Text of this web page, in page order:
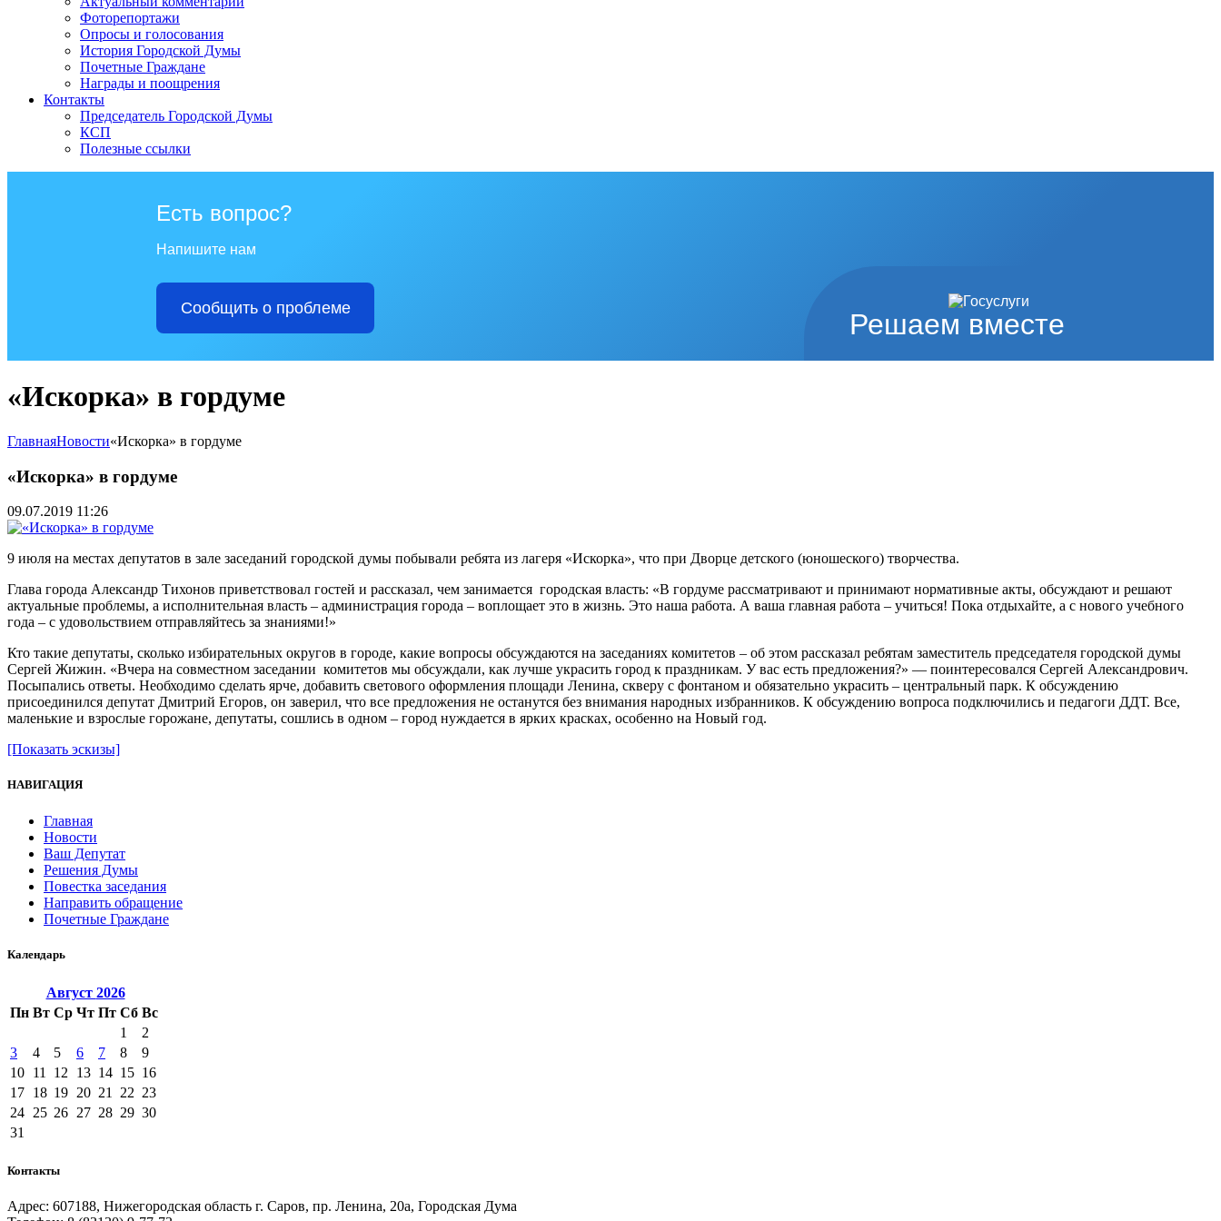
Фоторепортажи
Опросы и голосования
История Городской Думы
Почетные Граждане
Награды и поощрения
Контакты
Председатель Городской Думы
КСП
Полезные ссылки
Решаем вместе
Есть вопрос?
Напишите нам
Сообщить о проблеме
«Искорка» в гордуме
ГлавнаяНовости«Искорка» в гордуме
«Искорка» в гордуме
09.07.2019 11:26
9 июля на местах депутатов в зале заседаний городской думы побывали ребята из лагеря «Искорка», что при Дворце детского (юношеского) творчества.
Глава города Александр Тихонов приветствовал гостей и рассказал, чем занимается городская власть: «В гордуме рассматривают и принимают нормативные акты, обсуждают и решают
актуальные проблемы, а исполнительная власть – администрация города – воплощает это в жизнь. Это наша работа. А ваша главная работа – учиться! Пока отдыхайте, а с нового учебного
года – с удовольствием отправляйтесь за знаниями!»
Кто такие депутаты, сколько избирательных округов в городе, какие вопросы обсуждаются на заседаниях комитетов – об этом рассказал ребятам заместитель председателя городской думы
Сергей Жижин. «Вчера на совместном заседании комитетов мы обсуждали, как лучше украсить город к праздникам. У вас есть предложения?» — поинтересовался Сергей Александрович.
Посыпались ответы. Необходимо сделать ярче, добавить светового оформления площади Ленина, скверу с фонтаном и обязательно украсить – центральный парк. К обсуждению
присоединился депутат Дмитрий Егоров, он заверил, что все предложения не останутся без внимания народных избранников. К обсуждению вопроса подключились и педагоги ДДТ. Все,
маленькие и взрослые горожане, депутаты, сошлись в одном – город нуждается в ярких красках, особенно на Новый год.
[Показать эскизы]
НАВИГАЦИЯ
Главная
Новости
Ваш Депутат
Решения Думы
Повестка заседания
Направить обращение
Почетные Граждане
Календарь
Август 2026
Пн Вт Ср Чт Пт Сб Вс
1
2
3
4 5 6 7 8
9
10 11 12 13 14 15 16
17 18 19 20 21 22 23
24 25 26 27 28 29 30
31
Контакты
Адрес: 607188, Нижегородская область г. Саров, пр. Ленина, 20а, Городская Дума